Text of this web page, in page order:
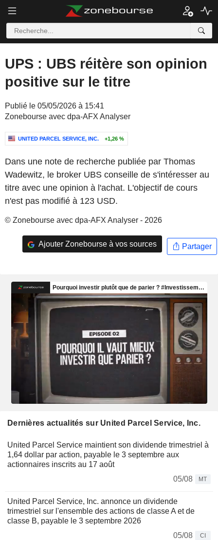
UPS : UBS réitère son opinion
positive sur le titre
Publié le 05/05/2026 à 15:41
Zonebourse avec dpa-AFX Analyser
UNITED PARCEL SERVICE, INC. +1,26 %
Dans une note de recherche publiée par Thomas
Wadewitz, le broker UBS conseille de s'intéresser au
titre avec une opinion à l'achat. L'objectif de cours
n'est pas modifié à 123 USD.
© Zonebourse avec dpa-AFX Analyser - 2026
Ajouter Zonebourse à vos sources Partager
Dernières actualités sur United Parcel Service, Inc.
United Parcel Service maintient son dividende trimestriel à
1,64 dollar par action, payable le 3 septembre aux
actionnaires inscrits au 17 août
05/08
MT
United Parcel Service, Inc. annonce un dividende
trimestriel sur l'ensemble des actions de classe A et de
classe B, payable le 3 septembre 2026
05/08
CI